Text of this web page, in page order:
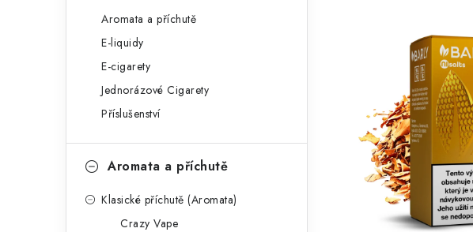
n
Aromata a příchutě
E-liquidy
E-cigarety
Jednorázové Cigarety
Příslušenství
Aromata a příchutě
Klasické příchutě (Aromata)
Crazy Vape